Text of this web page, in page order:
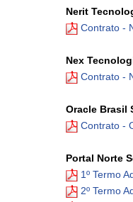
Nerit
Contrato -
Nex
Contrato -
Oracle Brasil
Contrato -
Portal Norte
1º Termo
2º Termo